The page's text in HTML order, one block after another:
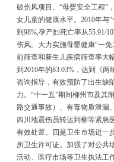
破伤风项目、 “母婴安全工程”
女儿童的健康水平。 2010年与“
到 98%,孕产妇死亡率从55.91/10
伤风。大力实施母婴健康“一免
前筛查和新生儿疾病筛查率大
到 2010年的83.03% ，达到《
咨询指导，有效预防了出生缺
力。 “十一五”期间柳州市及其
路交通事故）、有毒物质泄漏
四川地震伤员转运到柳等紧急
有效处置。四是卫生市场进一
所卫生许可证。加强了对公共
活动、医疗市场等卫生执法工